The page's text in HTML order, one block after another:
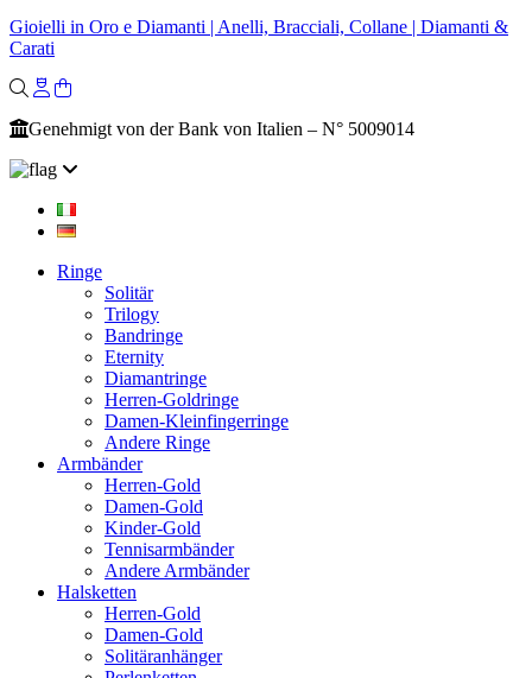
Gioielli in Oro e Diamanti | Anelli, Bracciali, Collane | Diamanti &
Carati
Genehmigt von der Bank von Italien – N° 5009014
Ringe
Solitär
Trilogy
Bandringe
Eternity
Diamantringe
Herren-Goldringe
Damen-Kleinfingerringe
Andere Ringe
Armbänder
Herren-Gold
Damen-Gold
Kinder-Gold
Tennisarmbänder
Andere Armbänder
Halsketten
Herren-Gold
Damen-Gold
Solitäranhänger